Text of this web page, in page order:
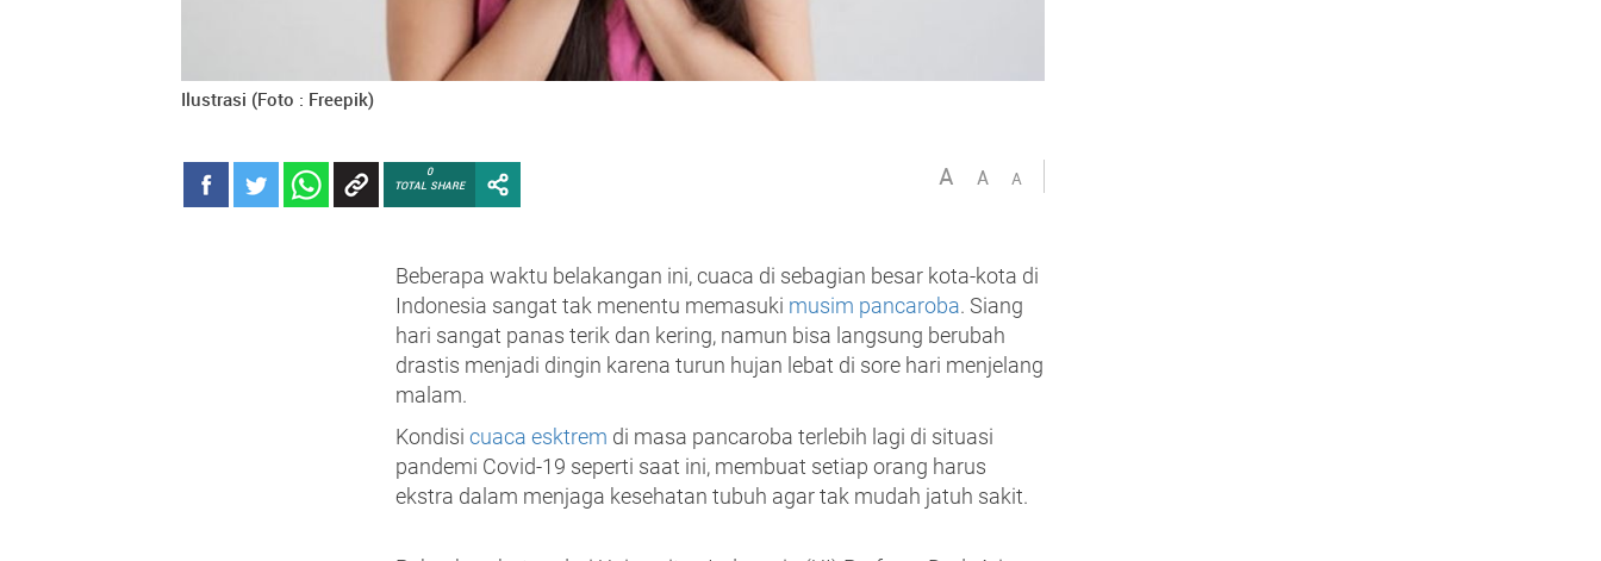
Ilustrasi (Foto : Freepik)
0
TOTAL SHARE
A A A
Beberapa waktu belakangan ini, cuaca di sebagian besar kota-kota di
Indonesia sangat tak menentu memasuki musim pancaroba. Siang
hari sangat panas terik dan kering, namun bisa langsung berubah
drastis menjadi dingin karena turun hujan lebat di sore hari menjelang
malam.
Kondisi cuaca esktrem di masa pancaroba terlebih lagi di situasi
pandemi Covid-19 seperti saat ini, membuat setiap orang harus
ekstra dalam menjaga kesehatan tubuh agar tak mudah jatuh sakit.